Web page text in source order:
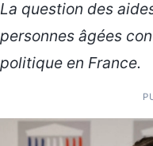
La question des
personnes âgées
politique en France.